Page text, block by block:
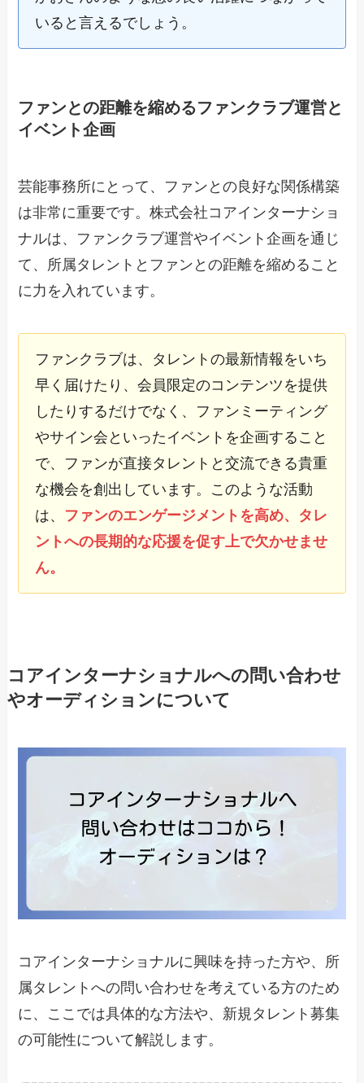
いると言えるでしょう。
ファンとの距離を縮めるファンクラブ運営と
イベント企画
芸能事務所にとって、ファンとの良好な関係構築
は非常に重要です。株式会社コアインターナショ
ナルは、ファンクラブ運営やイベント企画を通じ
て、所属タレントとファンとの距離を縮めること
に力を入れています。
ファンクラブは、タレントの最新情報をいち
早く届けたり、会員限定のコンテンツを提供
したりするだけでなく、ファンミーティング
やサイン会といったイベントを企画すること
で、ファンが直接タレントと交流できる貴重
な機会を創出しています。このような活動
は、 ファンのエンゲージメントを高め、タレ
ントへの長期的な応援を促す上で欠かせませ
ん。
コアインターナショナルへの問い合わせ
やオーディションについて
コアインターナショナルに興味を持った方や、所
属タレントへの問い合わせを考えている方のため
に、ここでは具体的な方法や、新規タレント募集
の可能性について解説します。